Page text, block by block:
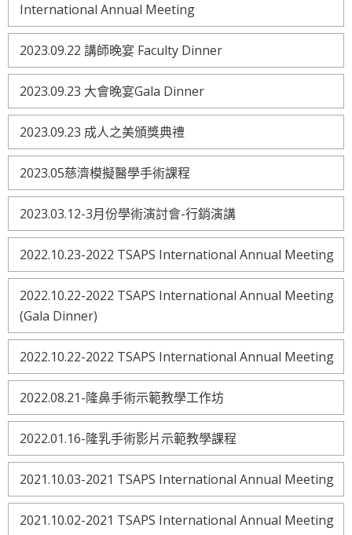
International Annual Meeting
2023.09.22 講師晚宴 Faculty Dinner
2023.09.23 大會晚宴Gala Dinner
2023.09.23 成人之美頒獎典禮
2023.05慈濟模擬醫學手術課程
2023.03.12-3月份學術演討會-行銷演講
2022.10.23-2022 TSAPS International Annual Meeting
2022.10.22-2022 TSAPS International Annual Meeting
(Gala Dinner)
2022.10.22-2022 TSAPS International Annual Meeting
2022.08.21-隆鼻手術示範教學工作坊
2022.01.16-隆乳手術影片示範教學課程
2021.10.03-2021 TSAPS International Annual Meeting
2021.10.02-2021 TSAPS International Annual Meeting